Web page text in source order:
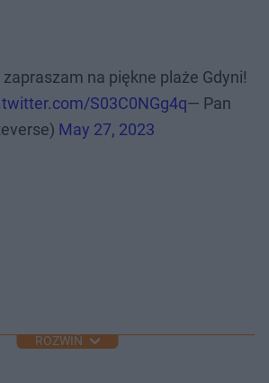
na piękne plaże Gdyni!
S03C0NGg4q— Pan
May 27, 2023
ROZWIŃ